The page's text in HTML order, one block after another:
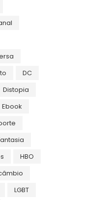
DC
Distopia
Ebook
HBO
LGBT